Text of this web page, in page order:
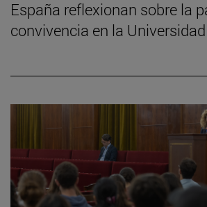
España reflexionan sobre la
convivencia en la